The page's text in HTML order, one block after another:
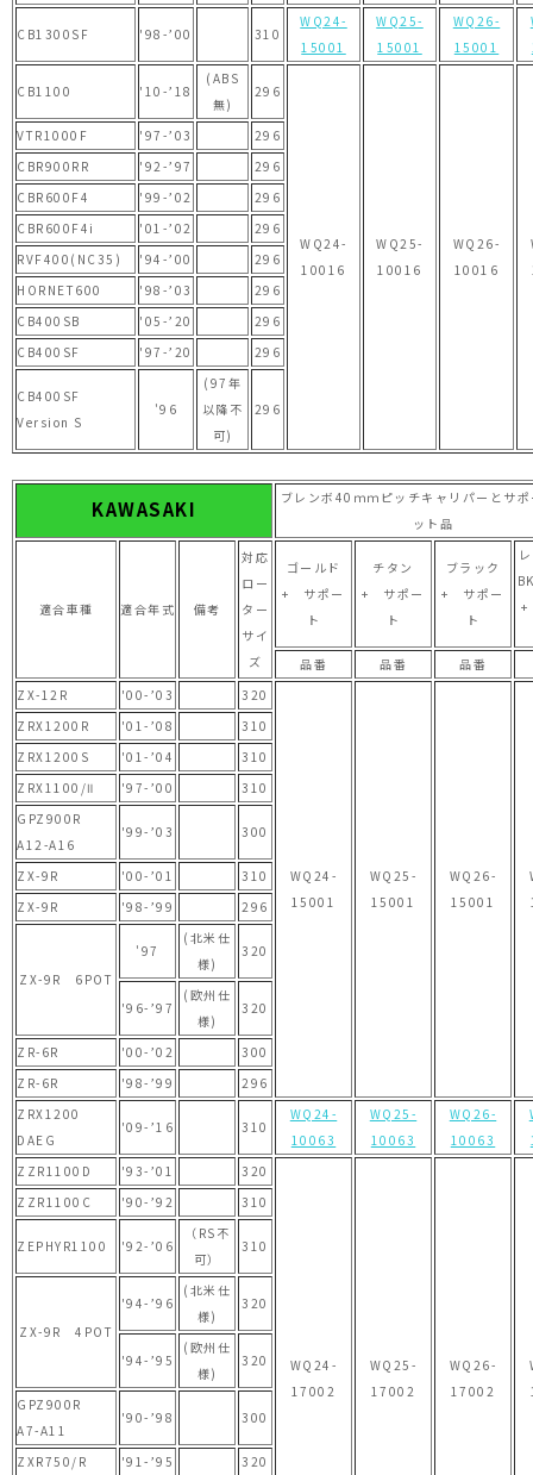
CB1300SF '98-’00 310
WQ24-
15001
WQ25-
15001
WQ26-
15001
CB1100 '10-’18
(ABS
無)
296
WQ24-
10016
WQ25-
10016
WQ26-
10016
VTR1000F '97-’03
296
CBR900RR
'92-’97
296
CBR600F4
'99-’02
296
CBR600F4i
'01-’02
296
RVF400(NC35)
'94-’00
296
HORNET600
'98-’03
296
CB400SB
'05-’20
296
CB400SF
'97-’20 296
CB400SF
Version S
'96
(97年
以降不
可)
296
KAWASAKI
ブレンボ40ｍｍピッチキャリパーとサ
ット品
適合車種 適合年式 備考
対応
ロー
ター
サイ
ズ
ゴールド
+ サポー
ト
チタン
+ サポー
ト
ブラック
+ サポー
ト
品番 品番
品番
ZX-12R
'00-’03 320
WQ24-
15001
WQ25-
15001
WQ26-
15001
ZRX1200R '01-’08
310
ZRX1200S
'01-’04
310
ZRX1100/Ⅱ
'97-’00
310
GPZ900R
A12-A16
'99-’03 300
ZX-9R '00-’01
310
ZX-9R
'98-’99 296
ZX-9R 6POT
'97
(北米仕
様)
320
'96-’97
(欧州仕
様)
320
ZR-6R '00-’02
300
ZR-6R
'98-’99
296
ZRX1200
DAEG
'09-’16 310
WQ24-
10063
WQ25-
10063
WQ26-
10063
ZZR1100D
'93-’01 320
WQ24-
17002
WQ25-
17002
WQ26-
17002
ZZR1100C '90-’92 310
ZEPHYR1100 '92-’06
（RS不
可）
310
ZX-9R 4POT
'94-’96
(北米仕
様)
320
'94-’95
(欧州仕
様)
320
GPZ900R
A7-A11
'90-’98 300
ZXR750/R '91-’95 320